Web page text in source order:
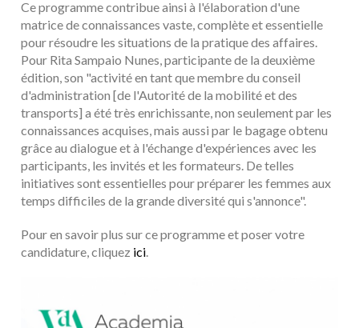
Ce programme contribue ainsi à l'élaboration d'une
matrice de connaissances vaste, complète et essentielle
pour résoudre les situations de la pratique des affaires.
Pour Rita Sampaio Nunes, participante de la deuxième
édition, son "activité en tant que membre du conseil
d'administration [de l'Autorité de la mobilité et des
transports] a été très enrichissante, non seulement par les
connaissances acquises, mais aussi par le bagage obtenu
grâce au dialogue et à l'échange d'expériences avec les
participants, les invités et les formateurs. De telles
initiatives sont essentielles pour préparer les femmes aux
temps difficiles de la grande diversité qui s'annonce".
Pour en savoir plus sur ce programme et poser votre
candidature, cliquez ici.